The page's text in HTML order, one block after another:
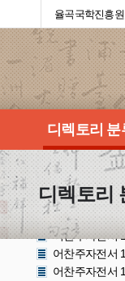
율곡국학진흥원
디렉토리 분
디렉토리
명심보감초(
율곡책문(栗谷
어찬주자전서
어찬주자전서
어찬주자전서
어찬주자전서
어찬주자전서
어찬주자전서
어찬주자전서
어찬주자전서
어찬주자전서
어찬주자전서
어찬주자전서
어찬주자전서
어찬주자전서